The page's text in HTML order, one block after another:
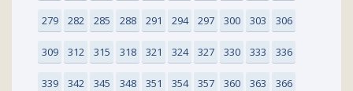
279 282 285 288 291 294 297 300 303 306
309 312 315 318 321 324 327 330 333 336
339 342 345 348 351 354 357 360 363 366